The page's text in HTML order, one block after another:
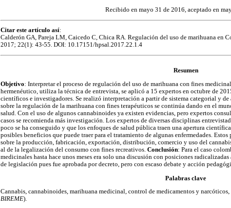
Recibido en mayo 31 de 2016, aceptado en
Citar este artículo así:
Calderón GA, Pareja LM, Caicedo C, Chica RA. Regulación del uso de marihuana en
2017; 22(1): 43-55. DOI: 10.17151/hpsal.2017.22.1.4
Resumen
Objetivo: Interpretar el proceso de regulación del uso de marihuana con fines
hermenéutico, utiliza la técnica de entrevista, se aplicó a 15 expertos en octubre de
científicos e investigadores. Se realizó interpretación a partir de sistema categorial y
sobre la regulación de la marihuana con fines terapéuticos se continúa dando en el
salud. Con el uso de algunos cannabinoides ya existen evidencias, pero expertos
casos se recomienda más investigación. Los expertos de diversas disciplinas
poco se ha conseguido y que los enfoques de salud pública traen una apertura
posibles beneficios que puede traer para el tratamiento de algunas enfermedades.
sobre la producción, fabricación, exportación, distribución, comercio y uso del
al de la legalización del consumo con fines recreativos. Conclusión: Para el caso
medicinales hasta hace unos meses era solo una discusión con posiciones
de legislación pues fue aprobada por decreto, pero con escaso debate y acción
Palabras clave
Cannabis, cannabinoides, marihuana medicinal, control de medicamentos y
BIREME).